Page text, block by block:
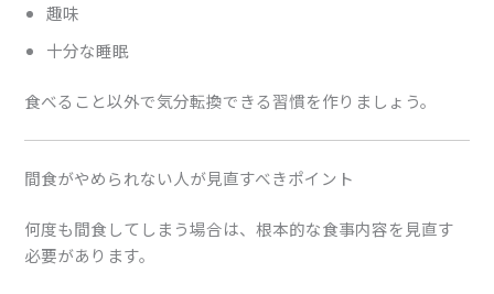
趣味
十分な睡眠
食べること以外で気分転換できる習慣を作りましょう。
間食がやめられない人が見直すべきポイント
何度も間食してしまう場合は、根本的な食事内容を見直す
必要があります。